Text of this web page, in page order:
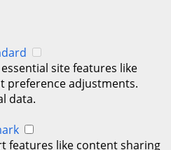
site features like
preference adjustments.
data.
features like content sharing